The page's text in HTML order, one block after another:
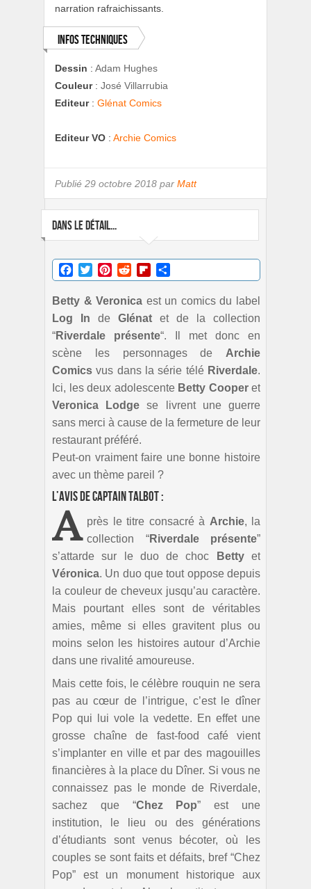
narration rafraichissants.
Infos techniques
Dessin : Adam Hughes
Couleur: José Villarrubia
Editeur: Glénat Comics
Editeur VO : Archie Comics
Publié 29 octobre 2018 par Matt
DANS LE DÉTAIL...
Facebook
TwitterPinterestRedditFlipboard
Betty & Veronica est un comics du label
Log In de Glénat et de la collection
“Riverdale présente“. Il met donc en
scène les personnages de Archie
Comics vus dans la série télé Riverdale.
Ici, les deux adolescente Betty Cooperet
Veronica Lodge se livrent une guerre
sans merci à cause de la fermeture de leur
restaurant préféré.
Peut-on vraiment faire une bonne histoire
avec un thème pareil ?
L’avis de Captain Talbot :
A près le titre consacré à Archie, la
collection “Riverdale présente”
s’attarde sur le duo de choc
Bettyet
Véronica. Un duo que tout oppose depuis
la couleur de cheveux jusqu’au caractère.
Mais pourtant elles sont de véritables
amies, même si elles gravitent plus ou
moins selon les histoires autour d’Archie
dans une rivalité amoureuse.
Mais cette fois, le célèbre rouquin ne sera
pas au cœur de l’intrigue, c’est le dîner
Pop qui lui vole la vedette. En effet une
grosse chaîne de fast-food café vient
s’implanter en ville et par des magouilles
financières à la place du Dîner. Si vous ne
connaissez pas le monde de Riverdale,
sachez que “Chez Pop” est une
institution, le lieu ou des générations
d’étudiants sont venus bécoter, où les
couples se sont faits et défaits, bref “Chez
Pop” est un monument historique aux